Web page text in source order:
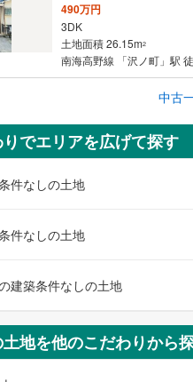
490万円
3DK
土地面積 26.15m2
南海高野線 「沢ノ町」駅
大阪市住吉区千躰2丁目
1,400万円
5DK
土地面積 32.71m
中古
でエリアを広げて探す
件なしの土地
件なしの土地
建築条件なしの土地
地を他のこだわりから